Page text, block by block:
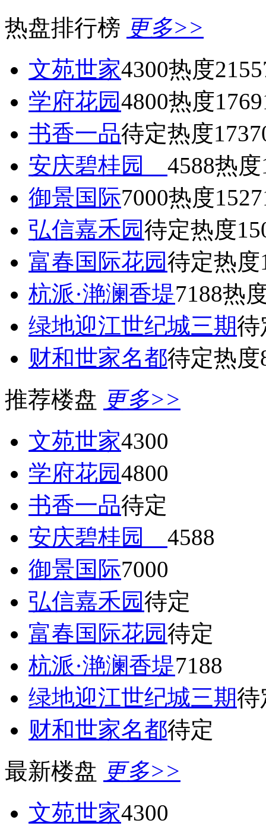
热盘排行榜 更多>>
文苑世家4300热度
学府花园4800热度
书香一品待定热度
安庆碧桂园 4588热度
御景国际7000热度
弘信嘉禾园待定热度
富春国际花园待定热度
杭派·滟澜香堤7188热
绿地迎江世纪城三期待
财和世家名都待定热度
推荐楼盘 更多>>
文苑世家4300
学府花园4800
书香一品待定
安庆碧桂园 4588
御景国际7000
弘信嘉禾园待定
富春国际花园待定
杭派·滟澜香堤7188
绿地迎江世纪城三期待
财和世家名都待定
最新楼盘 更多>>
文苑世家4300